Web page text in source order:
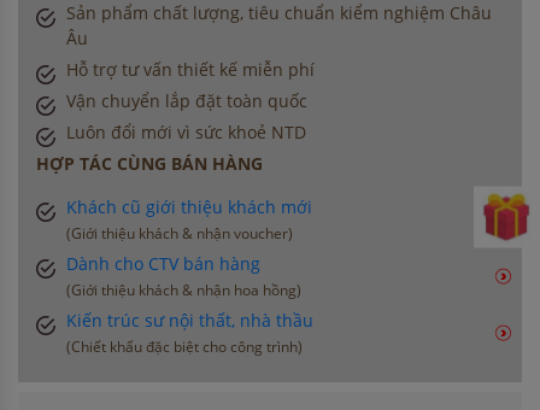
Sản phẩm chất lượng, tiêu chuẩn kiểm nghiệm Châu
Âu
Hỗ trợ tư vấn thiết kế miễn phí
Vận chuyển lắp đặt toàn quốc
Luôn đổi mới vì sức khoẻ NTD
HỢP TÁC CÙNG BÁN HÀNG
Khách cũ giới thiệu khách mới
(Giới thiệu khách & nhận voucher)
Dành cho CTV bán hàng
(Giới thiệu khách & nhận hoa hồng)
Kiến trúc sư nội thất, nhà thầu
(Chiết khấu đặc biệt cho công trình)